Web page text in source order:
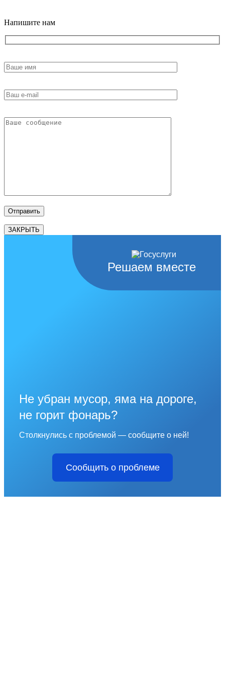
Напишите нам
ЗАКРЫТЬ
Решаем вместе
Не убран мусор, яма на дороге,
не горит фонарь?
Столкнулись с проблемой — сообщите о ней!
Сообщить о проблеме